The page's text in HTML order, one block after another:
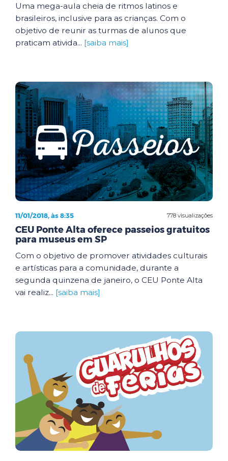
Uma mega-aula cheia de ritmos latinos e
brasileiros, inclusive para as crianças. Com o
objetivo de reunir as turmas de alunos que
praticam ativida... [saiba mais]
778 visualizações
11/01/2018, às 8:35
CEU Ponte Alta oferece passeios gratuitos
para museus em SP
Com o objetivo de promover atividades culturais
e artísticas para a comunidade, durante a
segunda quinzena de janeiro, o CEU Ponte Alta
vai realiz... [saiba mais]